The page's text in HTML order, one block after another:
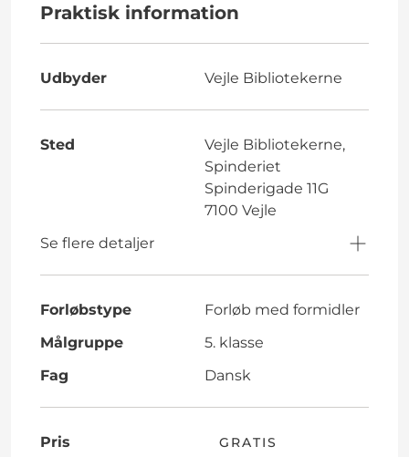
Praktisk information
Udbyder Vejle Bibliotekerne
Sted
Vejle Bibliotekerne,
Spinderiet
Spinderigade 11G
7100 Vejle
Se flere detaljer
Forløbstype
Forløb med formidler
Målgruppe
5. klasse
Fag
Dansk
Pris GRATIS